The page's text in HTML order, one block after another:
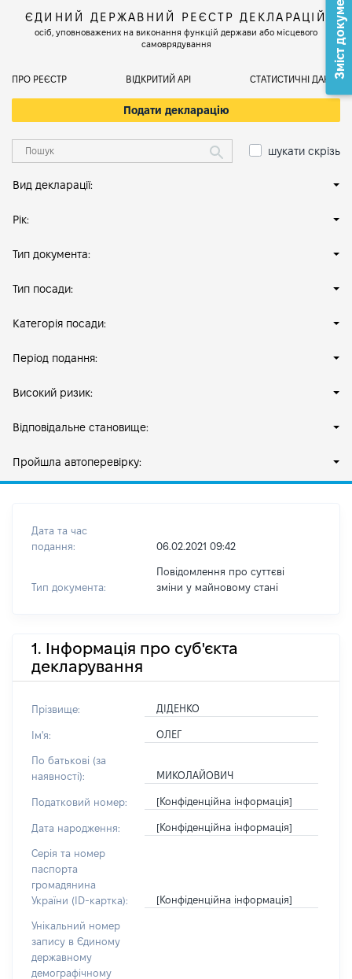
ЄДИНИЙ ДЕРЖАВНИЙ РЕЄСТР ДЕКЛАРАЦІЙ
осіб, уповноважених на виконання функцій держави або місцевого
самоврядування
ПРО РЕЄСТР ВІДКРИТИЙ АРІ СТАТИСТИЧНІ ДАНІ
Подати декларацію
шукати скрізь
Вид декларації:
Рік:
Тип документа:
Тип посади:
Категорія посади:
Період подання:
Високий ризик:
Відповідальне становище:
Пройшла автоперевірку:
Дата та час
подання:
06.02.2021 09:42
Тип документа:
Повідомлення про суттєві
зміни y майновому стані
1. Інформація про суб'єкта
декларування
Прізвище: ДІДЕНКО
Ім'я: ОЛЕГ
По батькові (за
наявності):
МИКОЛАЙОВИЧ
Податковий номер: [Конфіденційна інформація]
Дата народження: [Конфіденційна інформація]
Серія та номер
паспорта
громадянина
України (ID-картка):
[Конфіденційна інформація]
Унікальний номер
запису в Єдиному
державному
демографічному
Зміст документа